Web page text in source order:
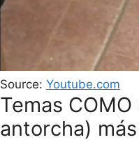
Source: Youtube.com
Temas
antorcha) más